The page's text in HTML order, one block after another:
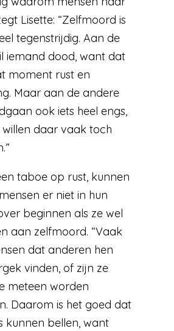
Lisette: “Zelfmoord is
tegenstrijdig. Aan de
iemand dood, want dat
moment rust en
Maar aan de andere
ook iets heel engs,
daar vaak toch
taboe op rust, kunnen
er niet in hun
beginnen als ze wel
aan zelfmoord. “Vaak
dat anderen hen
vinden, of zijn ze
meteen worden
Daarom is het goed dat
kunnen bellen, want